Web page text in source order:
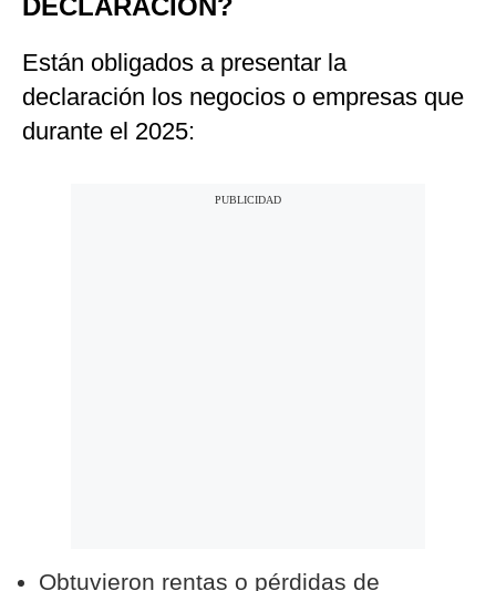
DECLARACIÓN?
Están obligados a presentar la
declaración los negocios o empresas que
durante el 2025:
Obtuvieron rentas o pérdidas de